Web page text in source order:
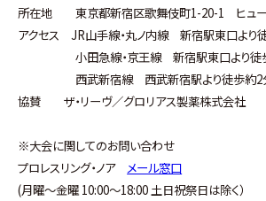
所在地 東京都新宿区歌舞伎町1-20-1 ヒュー
アクセス JR山手線・丸ノ内線 新宿駅東口より
小田急線・京王線 新宿駅東口より徒
西武新宿線 西武新宿駅より徒歩約2
協賛 ザ・リーヴ／グロリアス製薬株式会社
※大会に関してのお問い合わせ
プロレスリング・ノア メール窓口
(月曜〜金曜 10:00〜18:00 土日祝祭日は除く）